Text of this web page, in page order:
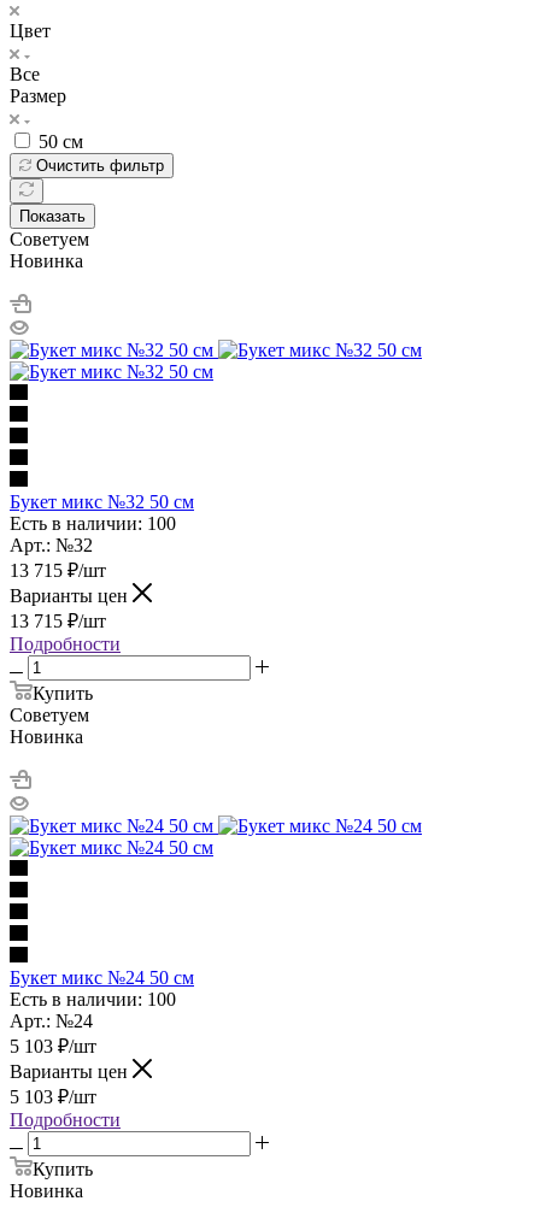
Цвет
Все
Размер
50 см
Очистить фильтр
Показать
Советуем
Новинка
Букет микс №32 50 см
Есть в наличии: 100
Арт.: №32
13 715 ₽/шт
Варианты цен
13 715 ₽/шт
Подробности
Купить
Советуем
Новинка
Букет микс №24 50 см
Есть в наличии: 100
Арт.: №24
5 103 ₽/шт
Варианты цен
5 103 ₽/шт
Подробности
Купить
Новинка